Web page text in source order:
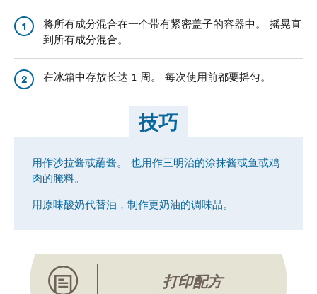
1
将所有成分混合在一个带有紧密盖子的容器中。 摇晃直
到所有成分混合。
2 在冰箱中存放长达 1 周。 每次使用前都要摇匀。
技巧
用作沙拉酱或蘸酱。 也用作三明治的涂抹酱或鱼或鸡
肉的腌料。
用原味酸奶代替油，制作更奶油的调味品。
打印配方